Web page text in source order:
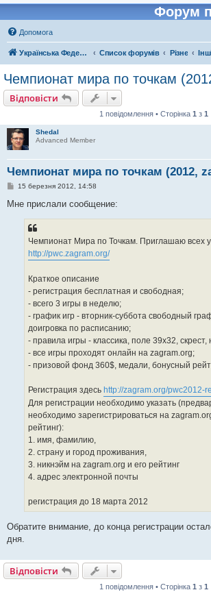
Допомога
Українська Федерація Го (УФГО) Список форумів Різне
Чемпионат мира по точкам
Відповісти
1 повідомлення • Сторінка 1 з 1
Shedal
Advanced Member
Чемпионат мира по точкам (2012,
П
в
15 березня 2012, 14:58
Мне прислали сообщение:
Чемпионат Мира по Точкам. Приглашаю всех
http://pwc.zagram.org/
Краткое описание
- регистрация бесплатная и свободная;
- всего 3 игры в неделю;
- график игр - вторник-суббота свободный
доигровка по расписанию;
- правила игры - классика, поле 39х32, скрест,
- все игры проходят онлайн на zagram.org;
- призовой фонд 360$, медали, бонусный
Регистрация здесь http://zagram.org/pwc2012-
Для регистрации необходимо указать
необходимо зарегистрироваться на
рейтинг):
1. имя, фамилию,
2. страну и город проживания,
3. никнэйм на zagram.org и его рейтинг
4. адрес электронной почты
регистрация до 18 марта 2012
Обратите внимание, до конца регистрации
дня.
Відповісти
1 повідомлення • Сторінка 1 з 1